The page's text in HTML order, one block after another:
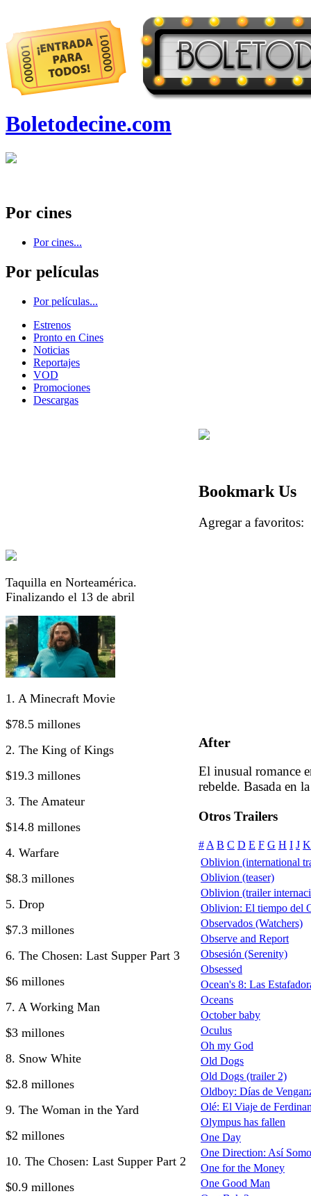
Boletodecine.com
Por cines
Por cines...
Por películas
Por películas...
Estrenos
Pronto en Cines
Noticias
Reportajes
VOD
Promociones
Descargas
Taquilla en Norteamérica.
Finalizando el 13 de abril
1. A Minecraft Movie
$78.5 millones
2. The King of Kings
$19.3 millones
3. The Amateur
$14.8 millones
4. Warfare
$8.3 millones
5. Drop
$7.3 millones
6. The Chosen: Last Supper Part 3
$6 millones
7. A Working Man
$3 millones
8. Snow White
$2.8 millones
9. The Woman in the Yard
$2 millones
10. The Chosen: Last Supper Part 2
$0.9 millones
Bookmark Us
Agregar a
After
El inusual romance
rebelde. Basada en
Otros Trailers
# A B C D E F G H I J K
Oblivion (international
Oblivion (teaser)
Oblivion (trailer
Oblivion: El tiempo del
Observados (Watchers)
Observe and Report
Obsesión (Serenity)
Obsessed
Ocean's 8: Las
Oceans
October baby
Oculus
Oh my God
Old Dogs
Old Dogs (trailer 2)
Oldboy: Días de
Olé: El Viaje de
Olympus has fallen
One Day
One Direction: Así
One for the Money
One Good Man